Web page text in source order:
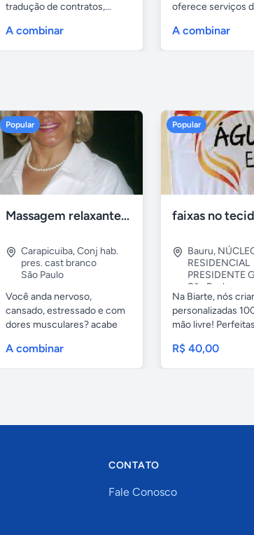
tradução de contratos,...
A combinar
oferece serviços
A combinar
Popular
Massagem relaxante- terapeutica e depilação
Carapicuiba,Conj hab.
pres. cast branco
São Paulo
Você anda nervoso,
cansado, estressado e com
dores musculares? acabe
A combinar
Popular
Bauru,
RESIDENCIAL
PRESIDENTE
São Paulo
Na Biarte, nós
personalizadas
mão livre!
R$ 40,00
CONTATO
Fale Conosco